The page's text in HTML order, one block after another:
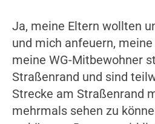
Ja, meine Eltern wollten
und mich anfeuern,
meine WG-Mitbewohner
Straßenrand und sind
Strecke am Straßenrand
mehrmals sehen zu